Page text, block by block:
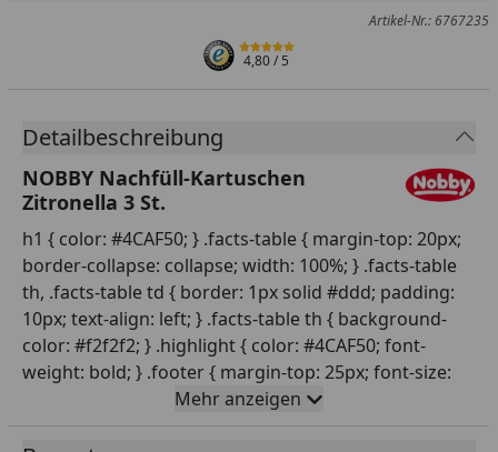
Artikel-Nr.: 6767235
4,80/ 5
Detailbeschreibung
NOBBY Nachfüll-Kartuschen
Zitronella 3 St.
h1 { color: #4CAF50; } .facts-table { margin-top: 20px;
border-collapse: collapse; width: 100%; } .facts-table
th, .facts-table td { border: 1px solid #ddd; padding:
10px; text-align: left; } .facts-table th { background-
color: #f2f2f2; } .highlight { color: #4CAF50; font-
weight: bold; } .footer { margin-top: 25px; font-size:
1.1em; font-weight: bold; } .warning { font-size: 0.9em;
color: #aa0000; }
Mehr anzeigen